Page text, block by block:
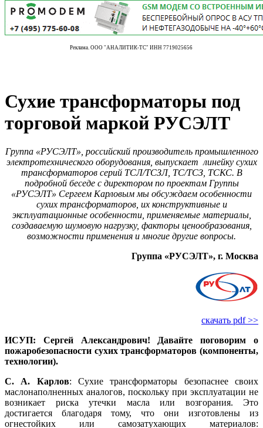
Реклама. ООО "АНАЛИТИК-ТС" ИНН 7719025656
Сухие трансформаторы под
торговой маркой РУСЭЛТ
Группа «РУСЭЛТ», российский производитель промышленного
электротехнического оборудования, выпускает линейку сухих
трансформаторов серий ТСЛ/ТСЗЛ, ТС/ТСЗ, ТСКС. В
подробной беседе с директором по проектам Группы
«РУСЭЛТ» Сергеем Карловым мы обсуждаем особенности
сухих трансформаторов, их конструктивные и
эксплуатационные особенности, применяемые материалы,
создаваемую шумовую нагрузку, факторы ценообразования,
возможности применения и многие другие вопросы.
Группа «РУСЭЛТ», г. Москва
скачать pdf >>
ИСУП: Сергей Александрович! Давайте поговорим о
пожаробезопасности сухих трансформаторов (компоненты,
технологии).
С. А. Карлов: Сухие трансформаторы безопаснее своих
маслонаполненных аналогов, поскольку при эксплуатации не
возникает риска утечки масла или возгорания. Это
достигается благодаря то­му, что они изготовлены из
огнестойких или самозатухающих материалов: